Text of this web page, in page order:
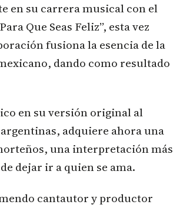
en su carrera musical con el
Que Seas Feliz”, esta vez
fusiona la esencia de la
dando como resultado
en su versión original al
adquiere ahora una
una interpretación más
dejar ir a quien se ama.
cantautor y productor